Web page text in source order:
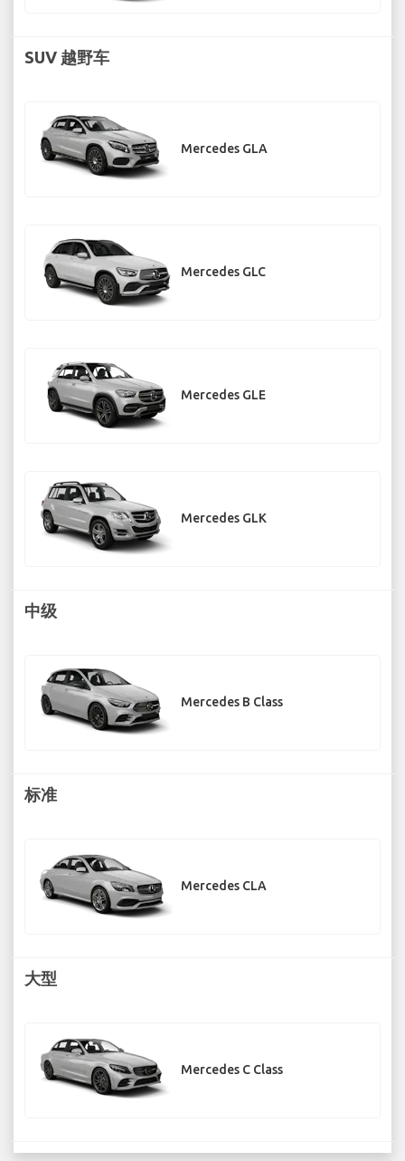
SUV 越野车
Mercedes GLA
Mercedes GLC
Mercedes GLE
Mercedes GLK
中级
Mercedes B Class
标准
Mercedes CLA
大型
Mercedes C Class